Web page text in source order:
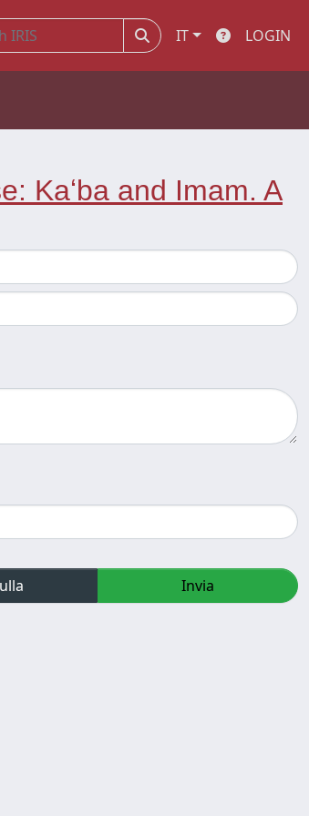
IT LOGIN
Kaʻba and Imam. A
Invia